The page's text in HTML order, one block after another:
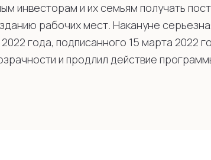
инвесторам и их семьям получать
рабочих мест. Накануне
года, подписанного 15 марта
и продлил действие